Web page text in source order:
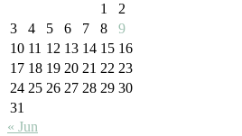
1
2
3
4 5 6 7 8
9
10 11 12 13 14 15 16
17 18 19 20 21 22 23
24 25 26 27 28 29 30
31
« Jun